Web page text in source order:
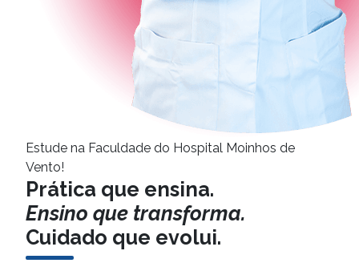
Estude na Faculdade do Hospital Moinhos de
Vento!
Prática que ensina.
Ensino que transforma.
Cuidado que evolui.